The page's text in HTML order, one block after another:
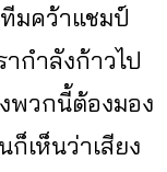
มคว้าแชมป์
กำลังก้าวไป
พวกนี้ต้องมอง
เห็นว่าเสียง